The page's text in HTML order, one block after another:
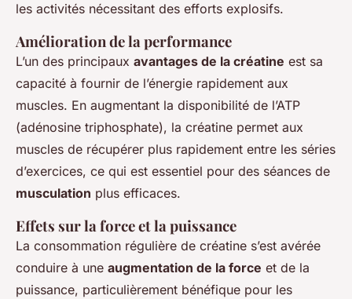
les activités nécessitant des efforts explosifs.
Amélioration de la performance
L’un des principaux avantages de la créatine est sa
capacité à fournir de l’énergie rapidement aux
muscles. En augmentant la disponibilité de l’ATP
(adénosine triphosphate), la créatine permet aux
muscles de récupérer plus rapidement entre les séries
d’exercices, ce qui est essentiel pour des séances de
musculation plus efficaces.
Effets sur la force et la puissance
La consommation régulière de créatine s’est avérée
conduire à une augmentation de la force et de la
puissance, particulièrement bénéfique pour les